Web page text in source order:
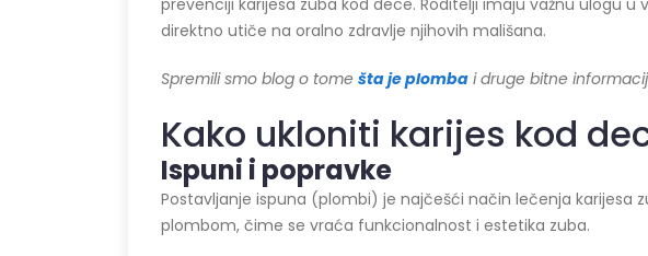
prevenciji karijesa zuba kod dece. Roditelji imaju važnu ulogu
direktno utiče na oralno zdravlje njihovih mališana.
Spremili smo blog o tome šta je plomba i druge bitne
Kako ukloniti karijes kod
Ispuni i popravke
Postavljanje ispuna (plombi) je najčešći način lečenja karijesa
plombom, čime se vraća funkcionalnost i estetika zuba.